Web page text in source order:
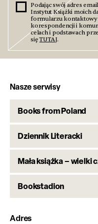
Podając swój adres
Instytut Książki moich
formularzu
korespondencji i
celach i podstawach
sięTUTAJ.
Nasze serwisy
Books from Poland
Dziennik Literacki
Mała książka – wielki
Bookstadion
Adres